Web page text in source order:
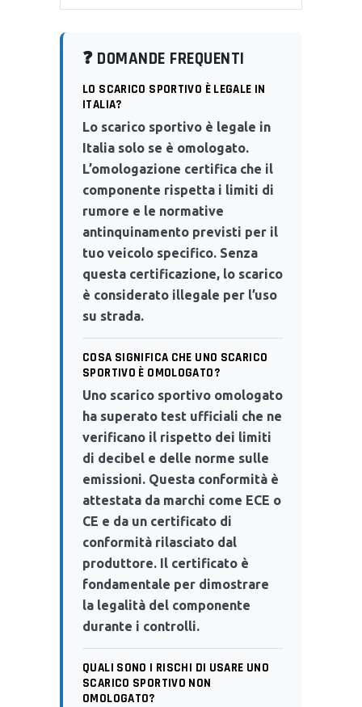
❓ DOMANDE FREQUENTI
LO SCARICO SPORTIVO È LEGALE IN
ITALIA?
Lo scarico sportivo è legale in
Italia solo se è omologato.
L’omologazione certifica che il
componente rispetta i limiti di
rumore e le normative
antinquinamento previsti per il
tuo veicolo specifico. Senza
questa certificazione, lo scarico
è considerato illegale per l’uso
su strada.
COSA SIGNIFICA CHE UNO SCARICO
SPORTIVO È OMOLOGATO?
Uno scarico sportivo omologato
ha superato test ufficiali che ne
verificano il rispetto dei limiti
di decibel e delle norme sulle
emissioni. Questa conformità è
attestata da marchi come ECE o
CE e da un certificato di
conformità rilasciato dal
produttore. Il certificato è
fondamentale per dimostrare
la legalità del componente
durante i controlli.
QUALI SONO I RISCHI DI USARE UNO
SCARICO SPORTIVO NON
OMOLOGATO?